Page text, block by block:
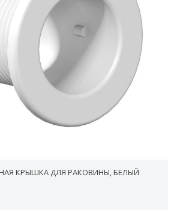
КРЫШКА ДЛЯ РАКОВИНЫ, БЕЛЫЙ